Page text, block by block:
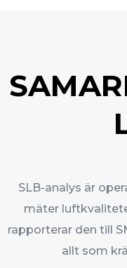
SLB-analys är
mäter
rapporterar den till
allt som